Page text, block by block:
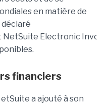
en matière de
NetSuite Electronic
financiers
a ajouté à son